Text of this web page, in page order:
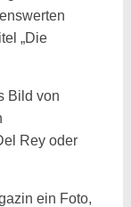
„Die
Bild von
Rey oder
ein Foto,